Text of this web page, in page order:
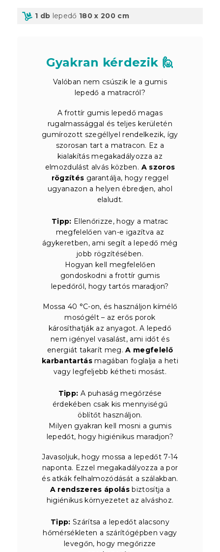
1 db lepedő 180 x 200 cm
Gyakran kérdezik 🙋
Valóban nem csúszik le a gumis
lepedő a matracról?
A frottír gumis lepedő magas
rugalmassággal és teljes kerületén
gumírozott szegéllyel rendelkezik, így
szorosan tart a matracon. Ez a
kialakítás megakadályozza az
elmozdulást alvás közben. A szoros
rögzítés garantálja, hogy reggel
ugyanazon a helyen ébredjen, ahol
elaludt.
Tipp: Ellenőrizze, hogy a matrac
megfelelően van-e igazítva az
ágykeretben, ami segít a lepedő még
jobb rögzítésében.
Hogyan kell megfelelően
gondoskodni a frottír gumis
lepedőről, hogy tartós maradjon?
Mossa 40 °C-on, és használjon kímélő
mosógélt – az erős porok
károsíthatják az anyagot. A lepedő
nem igényel vasalást, ami időt és
energiát takarít meg.A megfelelő
karbantartás magában foglalja a heti
vagy legfeljebb kétheti mosást.
Tipp: A puhaság megőrzése
érdekében csak kis mennyiségű
öblítőt használjon.
Milyen gyakran kell mosni a gumis
lepedőt, hogy higiénikus maradjon?
Javasoljuk, hogy mossa a lepedőt 7-14
naponta. Ezzel megakadályozza a por
és atkák felhalmozódását a szálakban.
A rendszeres ápolás biztosítja a
higiénikus környezetet az alváshoz.
Tipp: Szárítsa a lepedőt alacsony
hőmérsékleten a szárítógépben vagy
levegőn, hogy megőrizze